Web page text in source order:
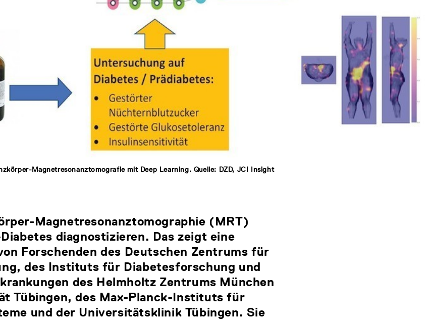
Magnetresonanztomografie mit Deep Learning. Quelle: DZD, JCI Insight
Magnetresonanztomographie (MRT)
diagnostizieren. Das zeigt eine
Forschenden des Deutschen Zentrums für
des Instituts für Diabetesforschung und
des Helmholtz Zentrums München
Tübingen, des Max-Planck-Instituts für
und der Universitätsklinik Tübingen. Sie